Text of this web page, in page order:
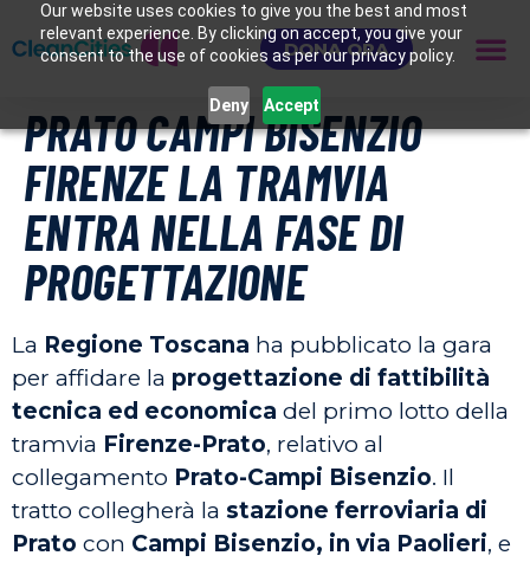
Our website uses cookies to give you the best and most
relevant experience. By clicking on accept, you give your
consent to the use of cookies as per our privacy policy.
Deny Accept
DONA ORA
PRATO CAMPI BISENZIO
FIRENZE LA TRAMVIA
ENTRA NELLA FASE DI
PROGETTAZIONE
La Regione Toscana ha pubblicato la gara
per affidare la progettazione di fattibilità
tecnica ed economica del primo lotto della
tramvia Firenze-Prato, relativo al
collegamento Prato-Campi Bisenzio. Il
tratto collegherà la stazione ferroviaria di
Prato con Campi Bisenzio, in via Paolieri, e